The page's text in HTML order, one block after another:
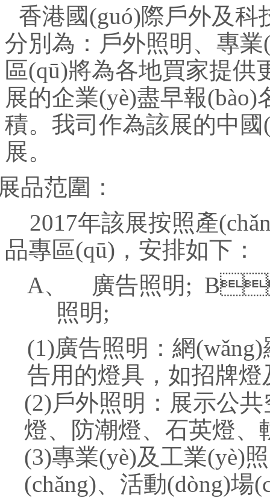
香港國(guó)際戶外及科
分別為：戶外照明、專業
區(qū)將為各地買家提供
展的企業(yè)盡早報(bào)
積。我司作為該展的
展。
品范圍：
2017年該展按照產
品專區(qū)，安排如下：
A、
廣告照明 ; B
照明 ;
(1)廣告照明：網(wǎng)
告用的燈具，如招牌燈
(2)戶外照明：展示公共
燈、防潮燈、石英燈、
(3)專業(yè)及工業(yè)
(chǎng)、活動